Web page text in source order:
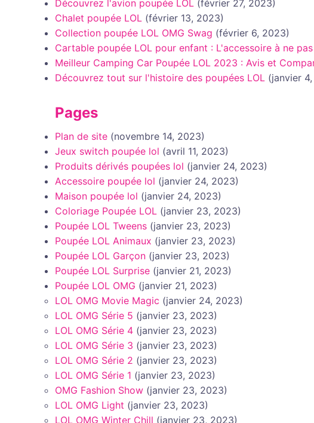
Découvrez l'avion poupée LOL (février 27, 2023)
Chalet poupée LOL (février 13, 2023)
Collection poupée LOL OMG Swag (février 6, 2023)
Cartable poupée LOL pour enfant : L'accessoire à ne
Meilleur Camping Car Poupée LOL 2023 : Avis et
Découvrez tout sur l'histoire des poupées LOL (janvier
Pages
Plan de site (novembre 14, 2023)
Jeux switch poupée lol (avril 11, 2023)
Produits dérivés poupées lol (janvier 24, 2023)
Accessoire poupée lol (janvier 24, 2023)
Maison poupée lol (janvier 24, 2023)
Coloriage Poupée LOL (janvier 23, 2023)
Poupée LOL Tweens (janvier 23, 2023)
Poupée LOL Animaux (janvier 23, 2023)
Poupée LOL Garçon (janvier 23, 2023)
Poupée LOL Surprise (janvier 21, 2023)
Poupée LOL OMG (janvier 21, 2023)
LOL OMG Movie Magic (janvier 24, 2023)
LOL OMG Série 5 (janvier 23, 2023)
LOL OMG Série 4 (janvier 23, 2023)
LOL OMG Série 3 (janvier 23, 2023)
LOL OMG Série 2 (janvier 23, 2023)
LOL OMG Série 1 (janvier 23, 2023)
OMG Fashion Show (janvier 23, 2023)
LOL OMG Light (janvier 23, 2023)
LOL OMG Winter Chill (janvier 23, 2023)